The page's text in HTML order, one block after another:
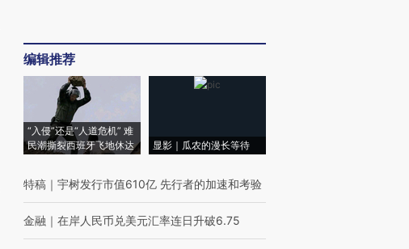
编辑推荐
“入侵”还是“人道危机” 难
民潮撕裂西班牙飞地休达
显影｜瓜农的漫长等待
特稿 ｜ 宇树发行市值610亿 先行者的加速和考验
金融 ｜ 在岸人民币兑美元汇率连日升破6.75